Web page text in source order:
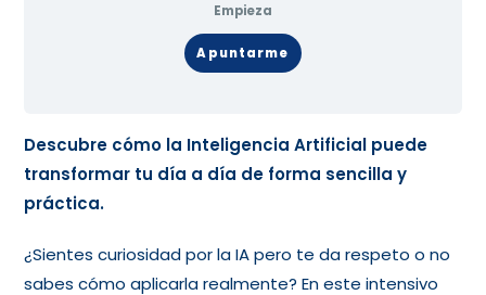
Empieza
Apuntarme
Descubre cómo la Inteligencia Artificial puede
transformar tu día a día de forma sencilla y
práctica.
¿Sientes curiosidad por la IA pero te da respeto o no
sabes cómo aplicarla realmente? En este intensivo